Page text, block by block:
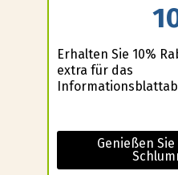
Erhalten Sie 10%
extra für das
Genießen